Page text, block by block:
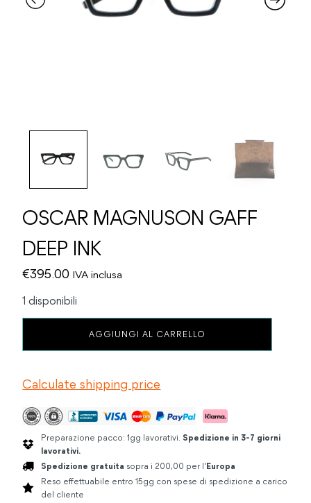
OSCAR MAGNUSON GAFF
DEEP INK
€395.00 IVA inclusa
1 disponibili
INK
AGGIUNGI AL CARRELLO
Calculate shipping price
Preparazione pacco: 1gg lavorativi. Spedizione in 3-7 giorni
lavorativi.
Spedizione gratuita sopra i 200,00 per l'Europa
Reso effettuabile entro 15gg con spese di spedizione a carico
del cliente